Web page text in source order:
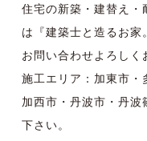
住宅の新築・建替え・
は『建築士と造るお家
お問い合わせよろしく
施工エリア：加東市・
加西市・丹波市・丹波
下さい。